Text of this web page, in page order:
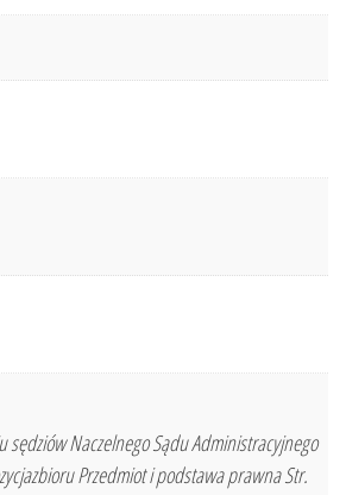
sędziów Naczelnego Sądu Administracyjnego
Przedmiot i podstawa prawna Str.